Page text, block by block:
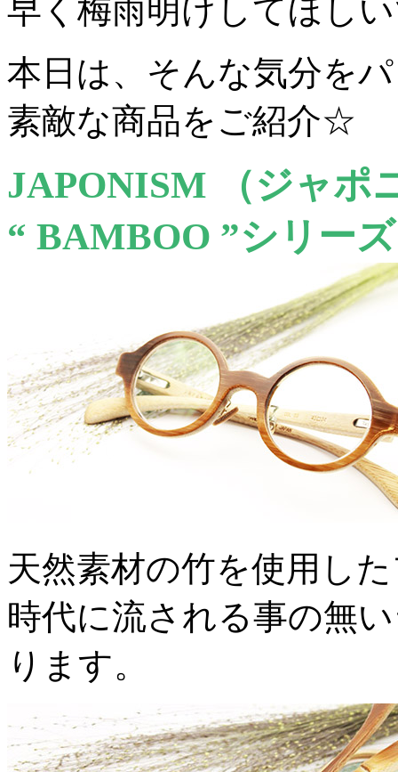
早く梅雨明けしてほし
本日は、そんな気分を
素敵な商品をご紹介☆
JAPONISM （ジャポ
“ BAMBOO ”シリー
天然素材の竹を使用し
時代に流される事の無
ります。